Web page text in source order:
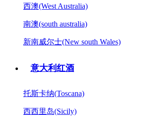
西澳(West Australia)
南澳(south australia)
新南威尔士(New south Wales)
意大利红酒
托斯卡纳(Toscana)
西西里岛(Sicily)